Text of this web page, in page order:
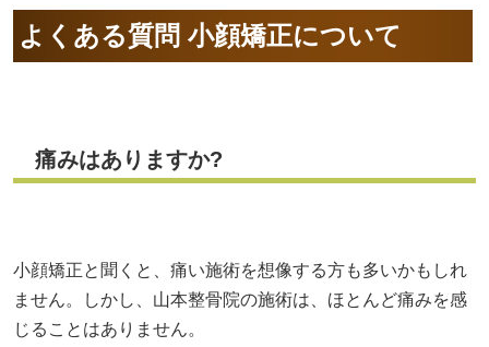
よくある質問 小顔矯正について
痛みはありますか?
小顔矯正と聞くと、痛い施術を想像する方も多いかもしれ
ません。しかし、山本整骨院の施術は、ほとんど痛みを感
じることはありません。